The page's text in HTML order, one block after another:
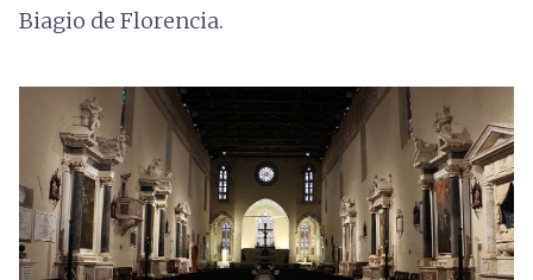
Biagio de Florencia.